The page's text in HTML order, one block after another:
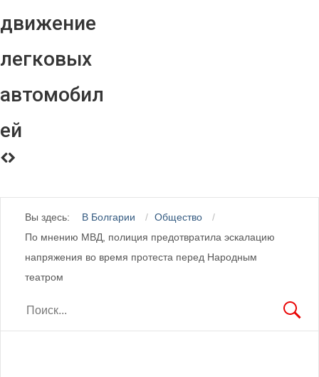
движение
легковых
автомобил
ей
Вы здесь: В Болгарии
Общество
По мнению МВД, полиция предотвратила эскалацию
напряжения во время протеста перед Народным
театром